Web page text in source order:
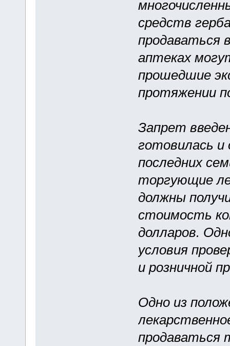
средств
продаваться
аптеках
прошедшие
протяжении
Запрет
готовилась и
последних
торгующие
должны
стоимость
долларов.
условия
и розничной
Одно из
продаваться